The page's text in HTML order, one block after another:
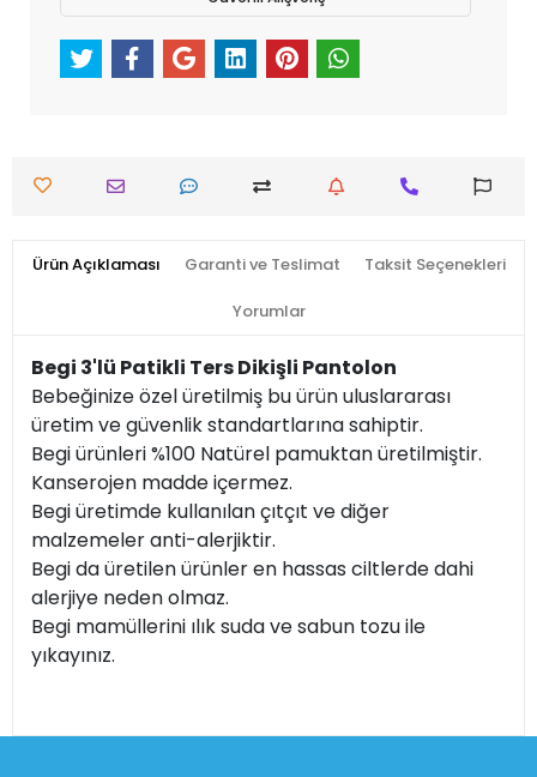
Ürün Açıklaması Garanti ve Teslimat Taksit Seçenekleri
Yorumlar
Begi 3'lü Patikli Ters Dikişli Pantolon
Bebeğinize özel üretilmiş bu ürün uluslararası
üretim ve güvenlik standartlarına sahiptir.
Begi ürünleri %100 Natürel pamuktan üretilmiştir.
Kanserojen madde içermez.
Begi üretimde kullanılan çıtçıt ve diğer
malzemeler anti-alerjiktir.
Begi da üretilen ürünler en hassas ciltlerde dahi
alerjiye neden olmaz.
Begi mamüllerini ılık suda ve sabun tozu ile
yıkayınız.